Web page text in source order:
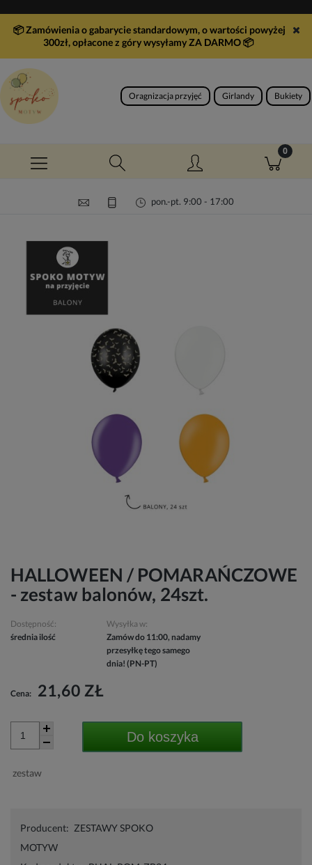
📦 Zamówienia o gabarycie standardowym, o wartości powyżej
300zł, opłacone z góry wysyłamy ZA DARMO📦
Oragnizacja przyjęć Girlandy Bukiety
pon.-pt. 9:00 - 17:00
HALLOWEEN / POMARAŃCZOWE
- zestaw balonów, 24szt.
Dostępność:
średnia ilość
Wysyłka w:
Zamów do 11:00, nadamy
przesyłkę tego samego
dnia! (PN-PT)
Cena: 21,60 ZŁ
zestaw
Do koszyka
Producent: ZESTAWY SPOKO
MOTYW